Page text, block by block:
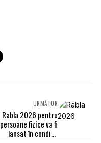
URMĂTOR
Rabla 2026 pentru
persoane fizice va fi
lansat în condiții